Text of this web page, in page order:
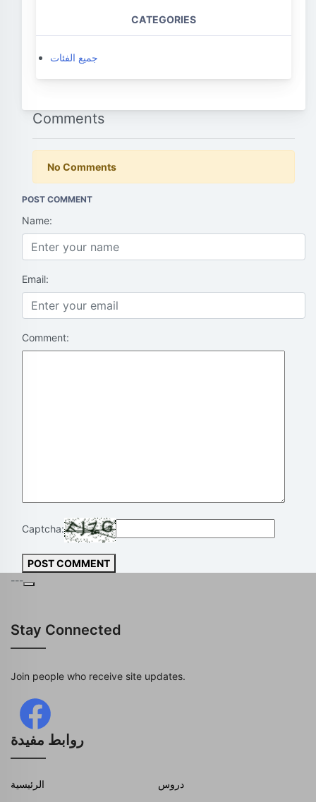
CATEGORIES
جميع الفئات
Comments
No Comments
POST COMMENT
Name:
Email:
Comment:
Captcha:
POST COMMENT
---
Stay Connected
Join people who receive site updates.
روابط مفيدة
الرئيسية
دروس